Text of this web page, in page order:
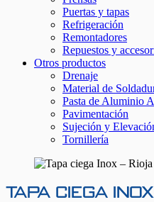
Puertas y tapas
Refrigeración
Remontadores
Repuestos y
Otros productos
Drenaje
Material de
Pasta de Aluminio
Pavimentación
Sujeción y
Tornillería
Tapa ciega